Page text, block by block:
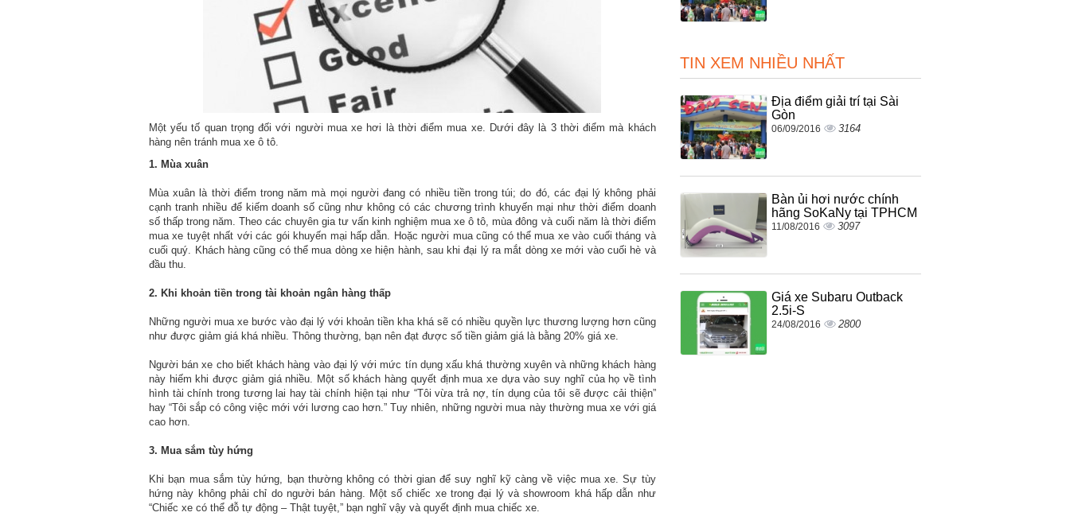
Một yếu tố quan trọng đối với người mua xe hơi là thời điểm mua xe. Dưới đây là 3 thời điểm mà khách
hàng nên tránh mua xe ô tô.
1. Mùa xuân
Mùa xuân là thời điểm trong năm mà mọi người đang có nhiều tiền trong túi; do đó, các đại lý không phải
cạnh tranh nhiều để kiếm doanh số cũng như không có các chương trình khuyến mại như thời điểm doanh
số thấp trong năm. Theo các chuyên gia tư vấn kinh nghiệm mua xe ô tô, mùa đông và cuối năm là thời điểm
mua xe tuyệt nhất với các gói khuyến mại hấp dẫn. Hoặc người mua cũng có thể mua xe vào cuối tháng và
cuối quý. Khách hàng cũng có thể mua dòng xe hiện hành, sau khi đại lý ra mắt dòng xe mới vào cuối hè và
đầu thu.
2. Khi khoản tiền trong tài khoản ngân hàng thấp
Những người mua xe bước vào đại lý với khoản tiền kha khá sẽ có nhiều quyền lực thương lượng hơn cũng
như được giảm giá khá nhiều. Thông thường, bạn nên đạt được số tiền giảm giá là bằng 20% giá xe.
Người bán xe cho biết khách hàng vào đại lý với mức tín dụng xấu khá thường xuyên và những khách hàng
này hiếm khi được giảm giá nhiều. Một số khách hàng quyết định mua xe dựa vào suy nghĩ của họ về tình
hình tài chính trong tương lai hay tài chính hiện tại như “Tôi vừa trả nợ, tín dụng của tôi sẽ được cải thiện”
hay “Tôi sắp có công việc mới với lương cao hơn.” Tuy nhiên, những người mua này thường mua xe với giá
cao hơn.
3. Mua sắm tùy hứng
Khi bạn mua sắm tùy hứng, bạn thường không có thời gian để suy nghĩ kỹ càng về việc mua xe. Sự tùy
hứng này không phải chỉ do người bán hàng. Một số chiếc xe trong đại lý và showroom khá hấp dẫn như
“Chiếc xe có thể đỗ tự động – Thật tuyệt,” bạn nghĩ vậy và quyết định mua chiếc xe.
TIN XEM NHIỀU NHẤT
Địa điểm giải trí tại Sài
Gòn
06/09/2016 3164
Bàn ủi hơi nước chính
hãng SoKaNy tại TPHCM
11/08/2016 3097
Giá xe Subaru Outback
2.5i-S
24/08/2016 2800